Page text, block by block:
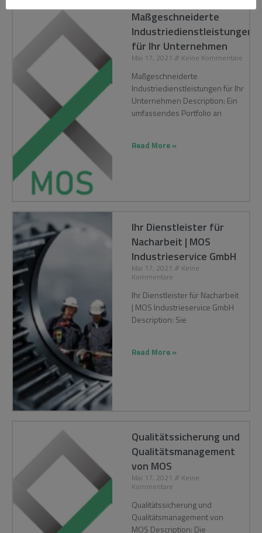
Maßgeschneiderte
Industriedienstleistungen
für Ihr Unternehmen
Mai 17, 2021 Keine Kommentare
Maßgeschneiderte
Industriedienstleistungen für Ihr
Unternehmen Description: Ein
umfassendes Portfolio an
Read More »
Ihr Dienstleister für
Nacharbeit | MOS
Industrieservice GmbH
Mai 17, 2021 Keine
Kommentare
Ihr Dienstleister für Nacharbeit
| MOS Industrieservice GmbH
Description: Sie
Read More »
Qualitätssicherung und
Qualitätsmanagement
von MOS
Mai 17, 2021 Keine
Kommentare
Qualitätssicherung und
Qualitätsmanagement von
MOS Description: Die